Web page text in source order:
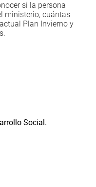
si la persona
ministerio, cuántas
Plan Invierno y